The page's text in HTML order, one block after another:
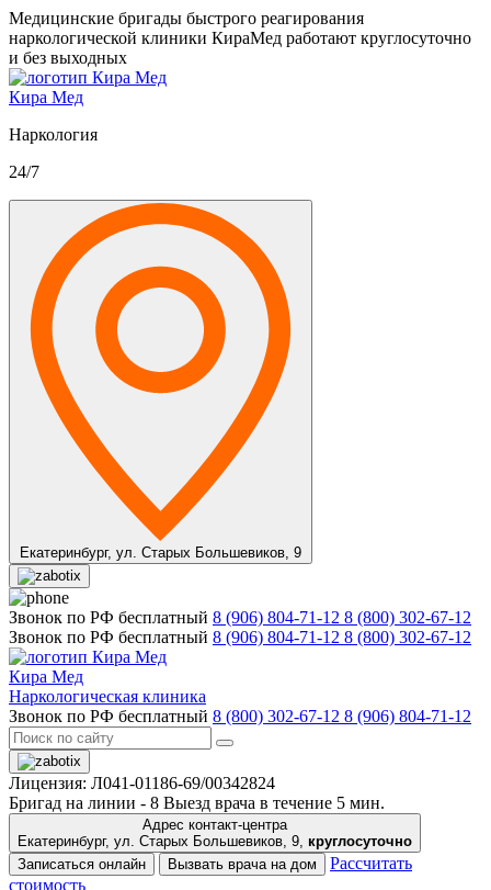
Медицинские бригады быстрого реагирования
наркологической клиники КираМед работают круглосуточно
и без выходных
Кира Мед
Наркология
24/7
Екатеринбург, ул. Старых Большевиков, 9
Звонок по РФ бесплатный 8 (906) 804-71-12 8 (800) 302-67-12
Звонок по РФ бесплатный 8 (906) 804-71-12 8 (800) 302-67-12
Кира Мед
Наркологическая клиника
Звонок по РФ бесплатный 8 (800) 302-67-12 8 (906) 804-71-12
Лицензия: Л041-01186-69/00342824
Бригад на линии - 8 Выезд врача в течение 5 мин.
Адрес контакт-центра
Екатеринбург, ул. Старых Большевиков, 9, круглосуточно
Записаться онлайн
Вызвать врача на дом
Рассчитать
стоимость